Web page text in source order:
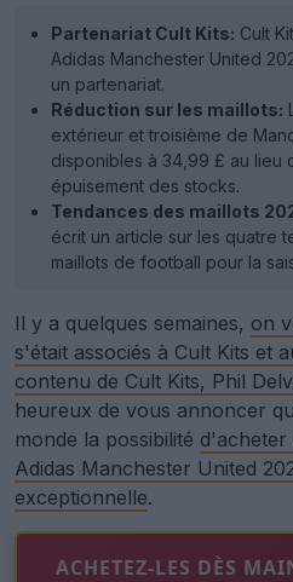
Partenariat Cult Kits: Cult
Adidas Manchester United
un partenariat.
Réduction sur les maillots:
extérieur et troisième de
disponibles à 34,99 £ au lieu
épuisement des stocks.
Tendances des maillots
écrit un article sur les quatre
maillots de football pour la
Il y a quelques semaines, on
s'était associés à Cult Kits et
contenu de Cult Kits, Phil
heureux de vous annoncer
monde la possibilité d'acheter
Adidas Manchester United
exceptionnelle.
ACHETEZ-LES DÈS